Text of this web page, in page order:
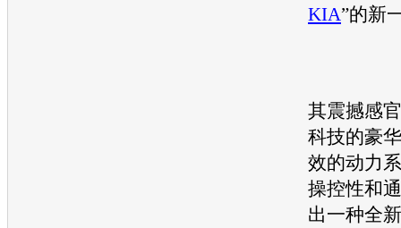
KIA”的新
其震撼感
科技的豪
效的动力
操控性和
出一种全